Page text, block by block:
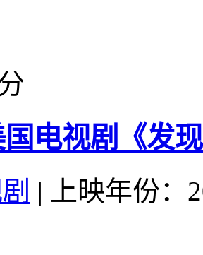
国电视剧《发
|
上映年份：